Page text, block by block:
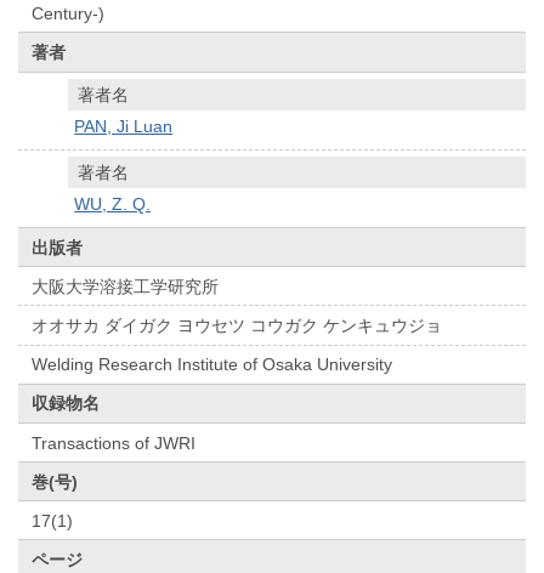
Century-)
著者
著者名
PAN, Ji Luan
著者名
WU, Z. Q.
出版者
大阪大学溶接工学研究所
オオサカ ダイガク ヨウセツ コウガク ケンキュウジョ
Welding Research Institute of Osaka University
収録物名
Transactions of JWRI
巻(号)
17(1)
ページ